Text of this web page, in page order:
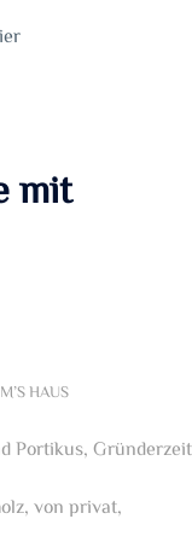
mit
HAUS
Portikus, Gründerzeit
von privat,